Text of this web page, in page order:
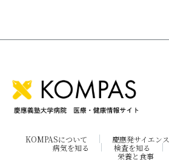
KOMPASについて 慶應発サイエンス
病気を知る
検査を知る
栄養と食事